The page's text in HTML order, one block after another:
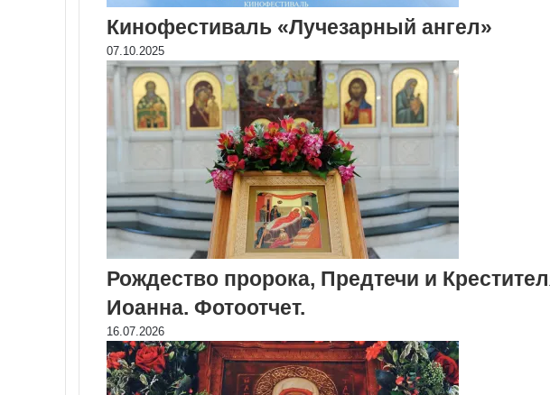
Кинофестиваль «Лучезарный ангел»
07.10.2025
Рождество пророка, Предтечи и
Иоанна. Фотоотчет.
16.07.2026